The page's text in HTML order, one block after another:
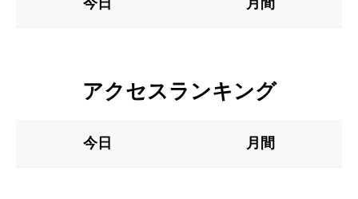
今日 月間
アクセスランキング
今日 月間